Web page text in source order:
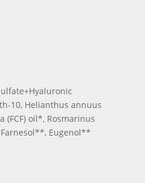
10, Helianthus annuus
oil*, Rosmarinus
Eugenol**